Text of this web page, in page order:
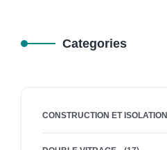
Categories
CONSTRUCTION ET ISOLATION